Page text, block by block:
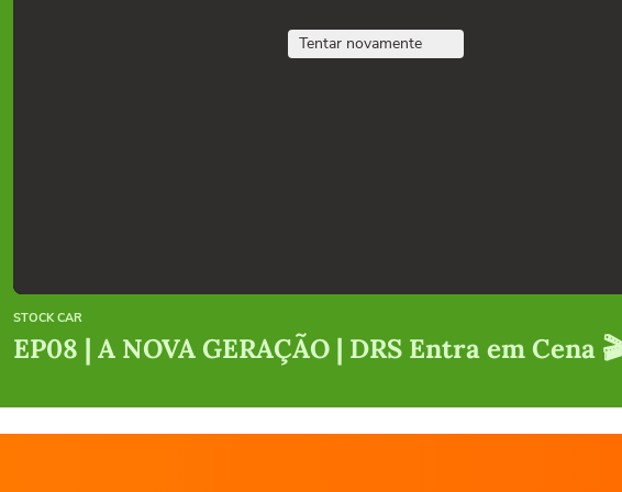
Tentar novamente
STOCK CAR
EP08 | A NOVA GERAÇÃO | DRS Entra em Cena